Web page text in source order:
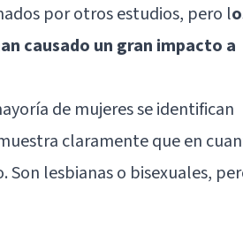
por otros estudios, pero l
causado un gran impacto a
de mujeres se identifican
claramente que en
Son lesbianas o bisexuales,